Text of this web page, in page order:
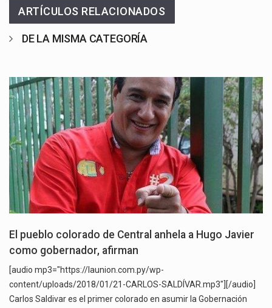
ARTÍCULOS RELACIONADOS
DE LA MISMA CATEGORÍA
El pueblo colorado de Central anhela a Hugo Javier
como gobernador, afirman
[audio mp3="https://launion.com.py/wp-
content/uploads/2018/01/21-CARLOS-SALDÍVAR.mp3"][/audio]
Carlos Saldivar es el primer colorado en asumir la Gobernación